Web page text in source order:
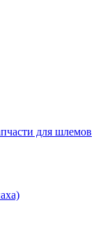
для шлемов